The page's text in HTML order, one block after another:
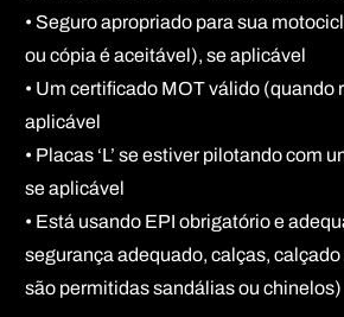
• Seguro apropriado para sua
ou cópia é aceitável), se aplicável
• Um certificado MOT válido (quando
aplicável
• Placas ‘L’ se estiver pilotando com
se aplicável
• Está usando EPI obrigatório e
segurança adequado, calças,
são permitidas sandálias ou chinelos)